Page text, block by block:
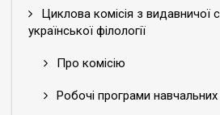
Циклова комісія з видавничої
української філології
Про комісію
Робочі програми навчальних